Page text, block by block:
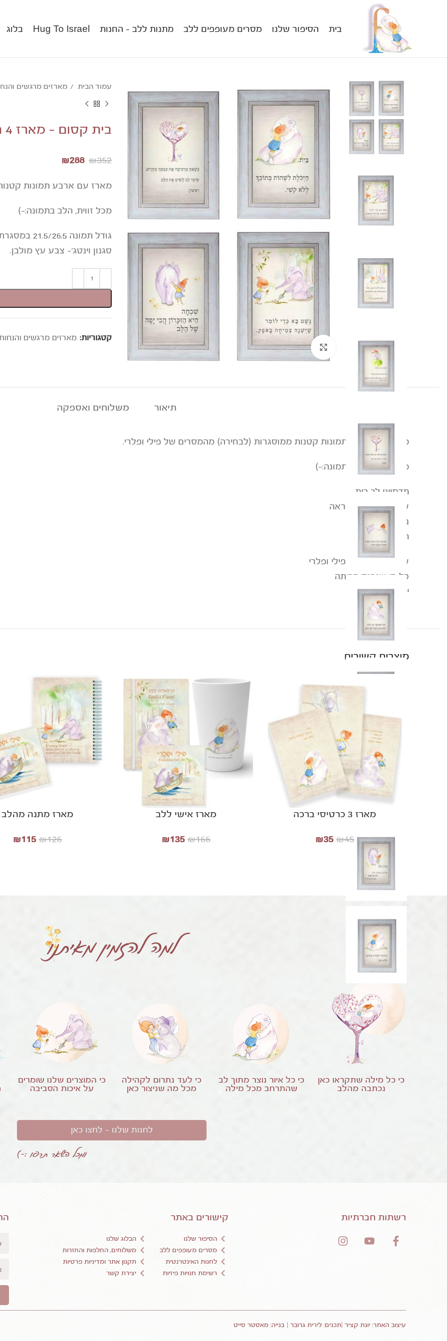
בית הסיפור שלנו מסרים מעופפים ללב מתנות ללב – החנות Hug To Israel בלוג
להגדלת התמונה לחצו
עמוד הבית מארזים מרגשים
בית קסום – מארז 4 תמונות השראה ללב
₪352
₪288
מארז עם ארבע תמונות
מכל זווית, הלב בתמונה:-)
גודל תמונה 21.5/26.5 במסגרת עץ איכותית ומקסימה
סגנון וינטג'- צבע עץ מולבן.
קטגוריות: מארזים מרגשים
תיאור משלוחים ואספקה
מארז עם ארבע תמונות קטנות ממוסגרות (לבחירה) מהמסרים של פילי ופלרי.
מכל זווית, הלב בתמונה:-)
תדמייני לך בית
עם פינות של השראה
בהן כל מסגרת
היא חלון ללב
עם התמונות של פילי ופלרי
כל מי שנכנס הביתה
יוצא למסע בלב
מוצרים קשורים
הוספה לסלמארז 3 כרטיסי ברכה
₪45
₪35
מארז אישי ללב
₪166
₪135
מארז מתנה מהלב
₪126
₪115
למה להזמין מאיתנו
כי כל מילה שתקראו כאן
נכתבה מהלב
כי כל איור נוצר מתוך לב
שהתרחב מכל מילה
כי לעד נתרום לקהילה
מכל מה שניצור כאן
כי המוצרים שלנו שומרים
על איכות הסביבה
לחנות שלנו – לחצו כאן
ומכל השאר תרפו :-)
רשתות חברתיות קישורים באתר
הסיפור שלנו
מסרים מעופפים ללב
לחנות האינטרנטית
רשימת חנויות פיזיות
הבלוג שלנו
משלוחים, החלפות והחזרות
תקנון אתר ומדיניות פרטיות
יצירת קשר
עיצוב האתר: יונת קציר |תכנים: לירית גרובר | בנייה: מאסטר סייט